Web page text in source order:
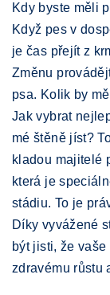
Kdy byste měli
Když pes v
je čas přejít z
Změnu
psa. Kolik by
Jak vybrat
mé štěně jíst?
kladou majitelé
která je
stádiu. To je
Díky vyvážené
být jisti, že
zdravému růstu